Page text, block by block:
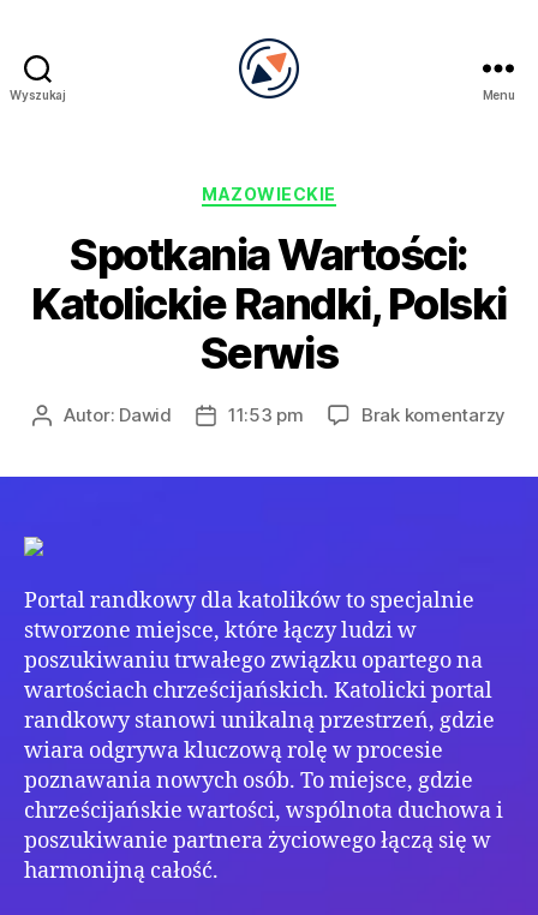
Wyszukaj Menu
Kategorie
MAZOWIECKIE
Spotkania Wartości:
Katolickie Randki, Polski
Serwis
AutorAutor: Dawid
Data11:53 pm Brak komentarzy
Portal randkowy dla katolików to specjalnie
stworzone miejsce, które łączy ludzi w
poszukiwaniu trwałego związku opartego na
wartościach chrześcijańskich. Katolicki portal
randkowy stanowi unikalną przestrzeń, gdzie
wiara odgrywa kluczową rolę w procesie
poznawania nowych osób. To miejsce, gdzie
chrześcijańskie wartości, wspólnota duchowa i
poszukiwanie partnera życiowego łączą się w
harmonijną całość.